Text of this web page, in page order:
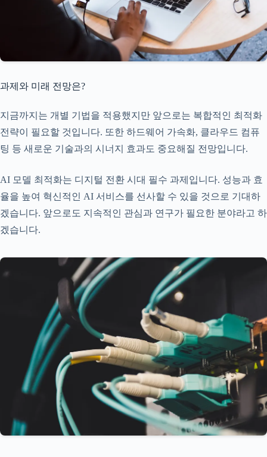
과제와 미래 전망은?
지금까지는 개별 기법을 적용했지만 앞으로는 복합적인 최적화
전략이 필요할 것입니다. 또한 하드웨어 가속화, 클라우드 컴퓨
팅 등 새로운 기술과의 시너지 효과도 중요해질 전망입니다.
AI 모델 최적화는 디지털 전환 시대 필수 과제입니다. 성능과 효
율을 높여 혁신적인 AI 서비스를 선사할 수 있을 것으로 기대하
겠습니다. 앞으로도 지속적인 관심과 연구가 필요한 분야라고 하
겠습니다.